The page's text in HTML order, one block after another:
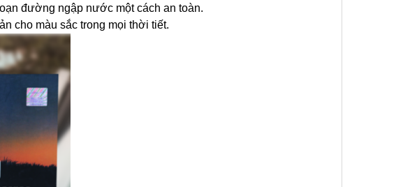
đường ngập nước một cách an toàn.
cho màu sắc trong mọi thời tiết.